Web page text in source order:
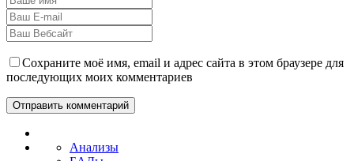
Сохраните моё имя, email и адрес сайта в этом браузере для
последующих моих комментариев
Анализы